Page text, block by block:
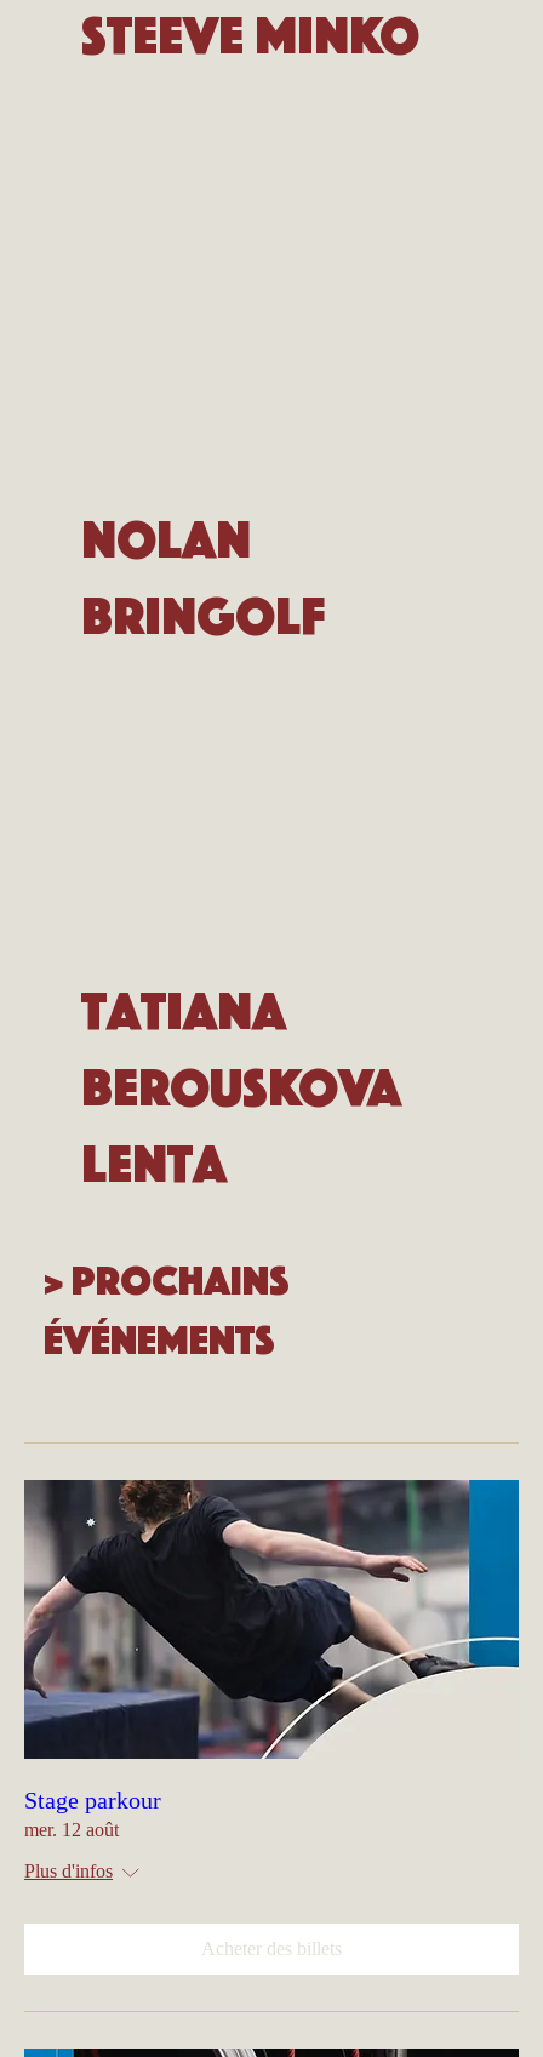
Steeve Minko
Nolan
Bringolf
Tatiana
Berouskova
Lenta
> Prochains
événements
Stage parkour
mer. 12 août
Plus d'infos
Acheter des billets